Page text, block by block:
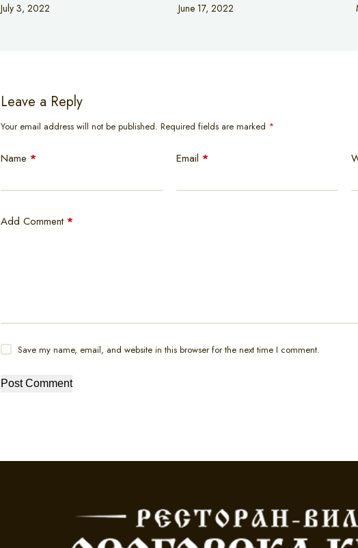
July 3, 2022 June 17, 2022
Leave a Reply
Your email address will not be published. Required fields are marked *
Name * Email *
Add Comment*
Save my name, email, and website in this browser for the next time I comment.
Post Comment